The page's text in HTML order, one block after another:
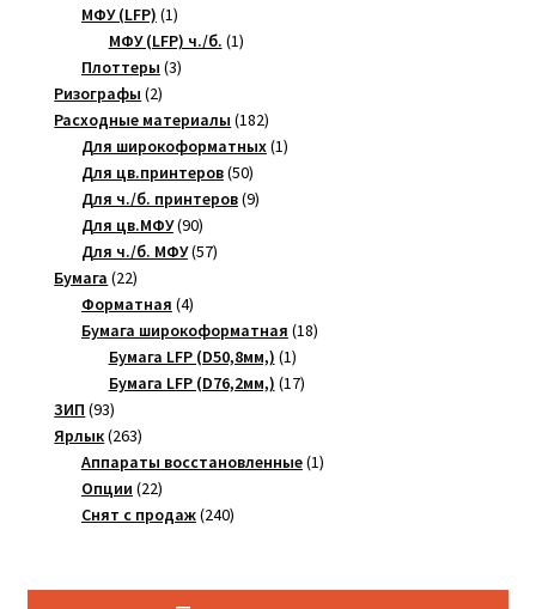
товара
МФУ (LFP) 11
товар
МФУ (LFP) ч./б. 11
Плоттеры 33
Ризографы 22
товара
Расходные материалы 182182
товара
Для широкоформатных 11
Для цв.принтеров 5050
товаров
Для ч./б. принтеров 99
Для цв.МФУ 9090
товаров
Для ч./б. МФУ 5757
Бумага 2222
товара
Форматная 44
товара
Бумага широкоформатная 1818
Бумага LFP (D50,8мм,) 11
товар
Бумага LFP (D76,2мм,) 1717
ЗИП 9393
товара
Ярлык 263263
товара
Аппараты восстановленные 11
Опции 2222
товара
Снят с продаж 240240